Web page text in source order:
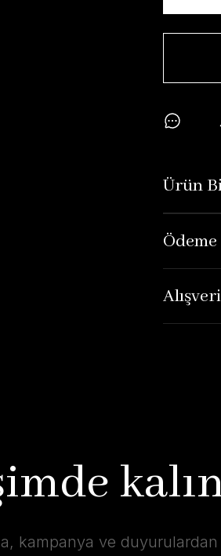
Ürün
kampanya ve